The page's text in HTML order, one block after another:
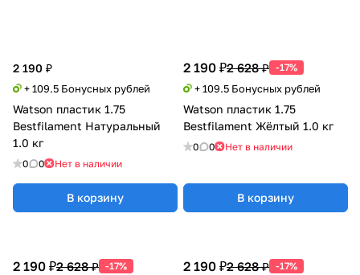
2 190 ₽
+ 109.5 Бонусных рублей
Watson пластик 1.75
Bestfilament Натуральный
1.0 кг
0 0 Нет в наличии
В корзину
2 190 ₽2 628 ₽ -17%
+ 109.5 Бонусных рублей
Watson пластик 1.75
Bestfilament Жёлтый 1.0 кг
0 0 Нет в наличии
В корзину
2 190 ₽2 628 ₽ -17% 2 190 ₽2 628 ₽ -17%